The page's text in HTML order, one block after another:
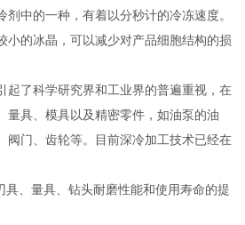
剂中的一种，有着以分秒计的冷冻速度。
小的冰晶，可以减少对产品细胞结构的损
起了科学研究界和工业界的普遍重视，在
量具、模具以及精密零件，如油泵的油
阀门、齿轮等。目前深冷加工技术已经在
具、量具、钻头耐磨性能和使用寿命的提